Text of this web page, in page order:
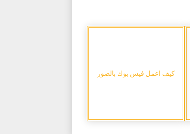
كيف اعمل فيس بوك بالصور